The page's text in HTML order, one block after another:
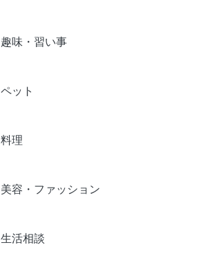
趣味・習い事
ペット
料理
美容・ファッション
生活相談